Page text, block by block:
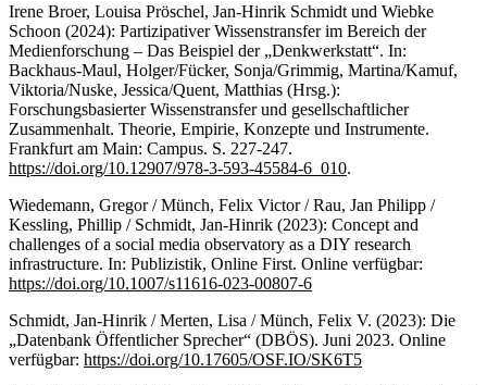
Irene Broer, Louisa Pröschel, Jan-Hinrik Schmidt und Wiebke
Schoon (2024): Partizipativer Wissenstransfer im Bereich der
Medienforschung – Das Beispiel der „Denkwerkstatt“. In:
Backhaus-Maul, Holger/Fücker, Sonja/Grimmig, Martina/Kamuf,
Viktoria/Nuske, Jessica/Quent, Matthias (Hrsg.):
Forschungsbasierter Wissenstransfer und gesellschaftlicher
Zusammenhalt. Theorie, Empirie, Konzepte und Instrumente.
Frankfurt am Main: Campus. S. 227-247.
https://doi.org/10.12907/978-3-593-45584-6_010.
Wiedemann, Gregor / Münch, Felix Victor / Rau, Jan Philipp /
Kessling, Phillip / Schmidt, Jan-Hinrik (2023): Concept and
challenges of a social media observatory as a DIY research
infrastructure. In: Publizistik, Online First. Online verfügbar:
https://doi.org/10.1007/s11616-023-00807-6
Schmidt, Jan-Hinrik / Merten, Lisa / Münch, Felix V. (2023): Die
„Datenbank Öffentlicher Sprecher“ (DBÖS). Juni 2023. Online
verfügbar: https://doi.org/10.17605/OSF.IO/SK6T5